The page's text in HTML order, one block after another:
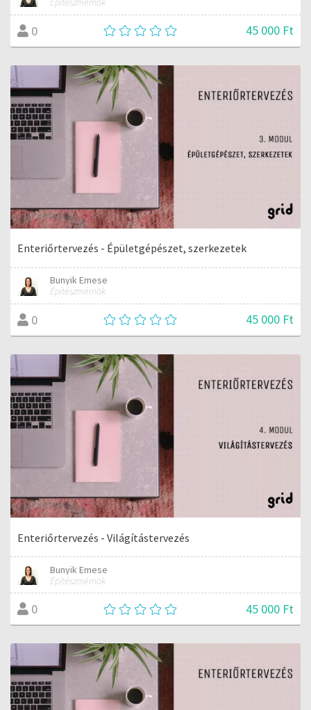
0 45 000 Ft
Enteriőrtervezés - Épületgépészet, szerkezetek
Bunyik Emese
Építészmérnök
0 45 000 Ft
Enteriőrtervezés - Világítástervezés
Bunyik Emese
Építészmérnök
0 45 000 Ft